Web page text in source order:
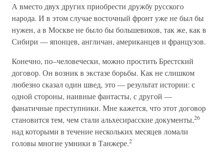
А вместо двух других приобрести дружбу русского
народа. И в этом случае восточный фронт уже не был бы
нужен, а в Москве не было бы большевиков, так же, как в
Сибири — японцев, англичан, американцев и французов.
Конечно, по–человечески, можно простить Брестский
договор. Он возник в экстазе борьбы. Как не слишком
любезно сказал один швед, это — результат истории: с
одной стороны, наивные фантасты, с другой —
фанатичные преступники. Мне кажется, что этот договор
становится тем, чем стали альхесирасские документы,26
над которыми в течение нескольких месяцев ломали
головы многие умники в Танжере.2